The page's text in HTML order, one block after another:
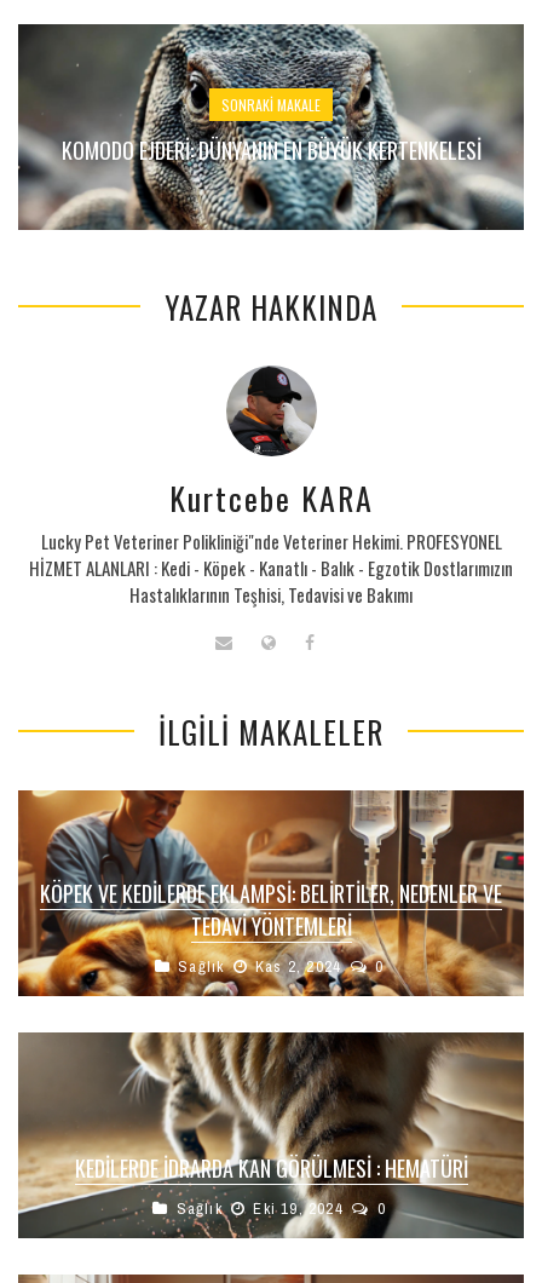
SONRAKI MAKALE
KOMODO EJDERI: DÜNYANIN EN BÜYÜK KERTENKELESI
YAZAR HAKKINDA
Kurtcebe KARA
Lucky Pet Veteriner Polikliniği"nde Veteriner Hekimi. PROFESYONEL
HİZMET ALANLARI : Kedi - Köpek - Kanatlı - Balık - Egzotik Dostlarımızın
Hastalıklarının Teşhisi, Tedavisi ve Bakımı
İLGILI MAKALELER
KÖPEK VE KEDILERDE EKLAMPSI: BELIRTILER, NEDENLER VE
TEDAVI YÖNTEMLERI
Sağlık Kas 2, 2024 0
KEDILERDE İDRARDA KAN GÖRÜLMESI : HEMATÜRI
Sağlık Eki 19, 2024 0